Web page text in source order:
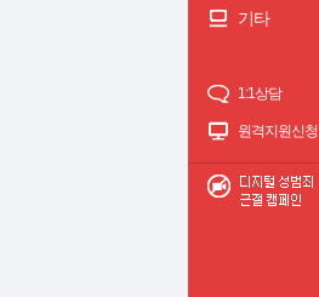
기타
1:1상담
원격지원신청